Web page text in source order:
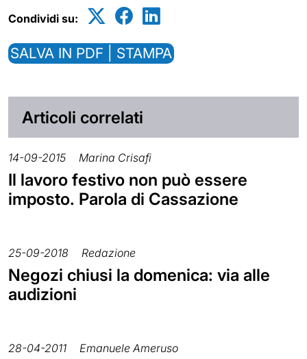
Condividi su:
SALVA IN PDF | STAMPA
Articoli correlati
14-09-2015 Marina Crisafi
Il lavoro festivo non può essere
imposto. Parola di Cassazione
25-09-2018 Redazione
Negozi chiusi la domenica: via alle
audizioni
28-04-2011 Emanuele Ameruso